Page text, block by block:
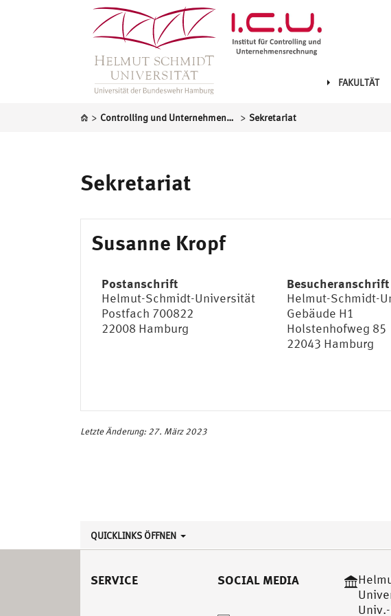
FAKULTÄT
> Controlling und Unternehmensrechnung > Sekretariat
Sekretariat
Susanne Kropf
Besucheranschrift
Helmut-Schmidt-
Gebäude H1
Holstenhofweg 85
22043 Hamburg
Postanschrift
Helmut-Schmidt-Universität
Postfach 700822
22008 Hamburg
Letzte Änderung: 27. März 2023
QUICKLINKS ÖFFNEN
SERVICE SOCIAL MEDIA